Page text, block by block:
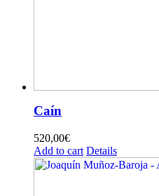
Caín
520,00€
Add to cart Details